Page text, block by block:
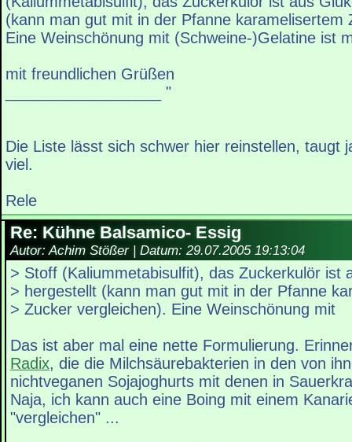
(kann man gut mit in der Pfanne karamelisertem
Eine Weinschönung mit (Schweine-)Gelatine ist
mit freundlichen Grüßen
__________________ "
Die Liste lässt sich schwer hier reinstellen, taugt
viel.
Rele
Re: Kühne Balsamico- Essig
Autor: Achim Stößer | Datum: 29.07.2005 19:13:04
> Stoff (Kaliummetabisulfit), das Zuckerkulör ist
> hergestellt (kann man gut mit in der Pfanne
> Zucker vergleichen). Eine Weinschönung mit
Das ist aber mal eine nette Formulierung.
Radix, die die Milchsäurebakterien in den von
nichtveganen Sojajoghurts mit denen in
Naja, ich kann auch eine Boing mit einem
"vergleichen" ...